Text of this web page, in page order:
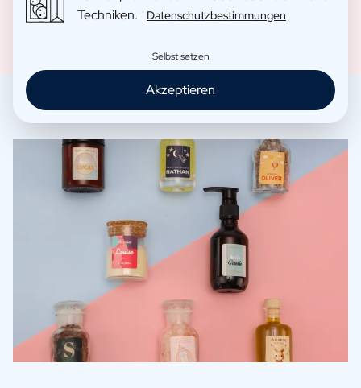
Techniken.
Datenschutzbestimmungen
Selbst setzen
Akzeptieren